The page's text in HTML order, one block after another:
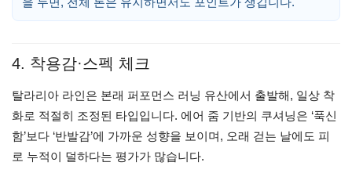
4. 착용감·스펙 체크
탈라리아 라인은 본래 퍼포먼스 러닝 유산에서 출발해, 일상 착
화로 적절히 조정된 타입입니다. 에어 줌 기반의 쿠셔닝은 ‘푹신
함’보다 ‘반발감’에 가까운 성향을 보이며, 오래 걷는 날에도 피
로 누적이 덜하다는 평가가 많습니다.